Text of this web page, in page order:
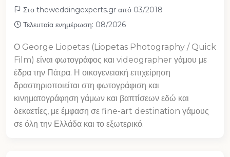
Στο theweddingexperts.gr από 03/2018
Τελευταία ενημέρωση: 08/2026
Ο George Liopetas (Liopetas Photography / Quick
Film) είναι φωτογράφος και videographer γάμου με
έδρα την Πάτρα. Η οικογενειακή επιχείρηση
δραστηριοποιείται στη φωτογράφιση και
κινηματογράφηση γάμων και βαπτίσεων εδώ και
δεκαετίες, με έμφαση σε fine-art destination γάμους
σε όλη την Ελλάδα και το εξωτερικό.